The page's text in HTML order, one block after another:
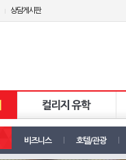
상담게시판
비즈니스 호텔/관광